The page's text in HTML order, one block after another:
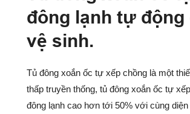
đông lạnh tự
vệ sinh.
Tủ đông xoắn ốc tự xếp chồng là một
thấp truyền thống, tủ đông xoắn ốc tự
đông lạnh cao hơn tới 50% với cùng